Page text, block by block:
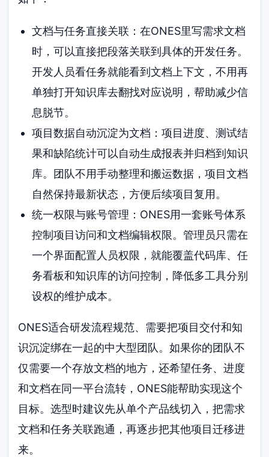
文档与任务直接关联：在ONES里写需求文档
时，可以直接把段落关联到具体的开发任务。
开发人员看任务就能看到文档上下文，不用再
单独打开知识库去翻找对应说明，帮助减少信
息脱节。
项目数据自动沉淀为文档：项目进度、测试结
果和缺陷统计可以自动生成报表并归档到知识
库。团队不用手动整理和搬运数据，项目文档
自然保持最新状态，方便后续项目复用。
统一权限与账号管理：ONES用一套账号体系
控制项目访问和文档编辑权限。管理员只需在
一个界面配置人员权限，就能覆盖代码库、任
务看板和知识库的访问控制，降低多工具分别
设权的维护成本。
ONES适合研发流程规范、需要把项目交付和知
识沉淀绑在一起的中大型团队。如果你的团队不
仅需要一个存放文档的地方，还希望任务、进度
和文档在同一平台流转，ONES能帮助实现这个
目标。选型时建议先从单个产品线切入，把需求
文档和任务关联跑通，再逐步把其他项目迁移进
来。